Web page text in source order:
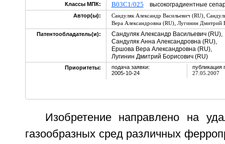
Классы МПК: B03C1/025 высокоградиентные
Автор(ы): Сандуляк Александр Васильевич (RU),
Вера Александровна (RU), Лугинин Дмитрий
Патентообладатель(и):
Сандуляк Александр Васильевич (RU),
Сандуляк Анна Александровна (RU),
Ершова Вера Александровна (RU),
Лугинин Дмитрий Борисович (RU)
Приоритеты:
подача заявки:
2005-10-24
публикация
27.05.2007
Изобретение направлено на
газообразных сред различных